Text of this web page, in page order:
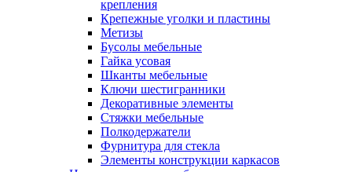
крепления
Крепежные уголки и пластины
Метизы
Бусолы мебельные
Гайка усовая
Шканты мебельные
Ключи шестигранники
Декоративные элементы
Стяжки мебельные
Полкодержатели
Фурнитура для стекла
Элементы конструкции каркасов